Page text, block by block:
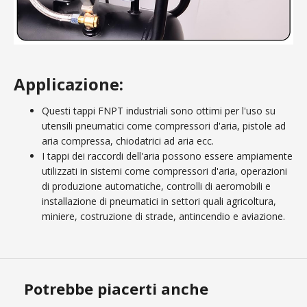
Applicazione:
Questi tappi FNPT industriali sono ottimi per l'uso su
utensili pneumatici come compressori d'aria, pistole ad
aria compressa, chiodatrici ad aria ecc.
I tappi dei raccordi dell'aria possono essere ampiamente
utilizzati in sistemi come compressori d'aria, operazioni
di produzione automatiche, controlli di aeromobili e
installazione di pneumatici in settori quali agricoltura,
miniere, costruzione di strade, antincendio e aviazione.
Potrebbe piacerti anche